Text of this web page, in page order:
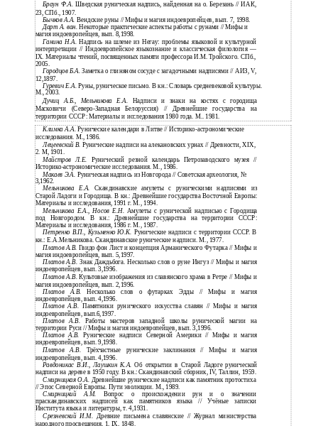
Браун Ф.А.Шведская руническая надпись, найденная на о. Березань // ИАК,
23, СПб., 1907.
Бычков А.А. Вендские руны // Мифы и магия индоевропейцев, вып. 7, 1998.
Дарт А. ван.Некоторые практические аспекты работы с рунами // Мифы и
магия индоевропейцев, вып. 8,1998.
Ганина Н.А.Надпись на шлеме из Негау: проблемы языковой и культурной
интерпретации // Индоевропейское языкознание и классическая филология —
IX. Материалы чтений, посвященных памяти профессора И.М. Тройского. СПб.,
2005.
Городцов Б.А.Заметка о глиняном сосуде с загадочными надписями // АИЗ, V,
12,1897.
Гуревич Е.А.Руны, руническое письмо. В кн.: Словарь средневековой культуры.
М., 2003.
Дучиц А.Б., Мельникова Е.А. Надписи и знаки на костях с городища
Масковичи (Северо-Западная Белоруссия) // Древнейшие государства на
территории СССР: Материалы и исследования 1980 года. М.. 1981.
Климка А.А.Рунические календари в Литве // Историко-астрономические
исследования. М., 1986.
Лецеевский В. Рунические надписи на алекановских урнах // Древности, XIX,
2. М, 1901.
Майстров Л.Е. Рунический резной календарь Петрозаводского музея //
Историко-астрономические исследования. М., 1986.
Макаев Э.А. Руническая надпись из Новгорода // Советская археология, №
3,1962.
Мельникова Е.А. Скандинавские амулеты с руническими надписями из
Старой Ладоги и Городища. В кн.: Древнейшие государства Восточной Европы:
Материалы и исследования, 1991 г. М., 1994.
Мельникова Е.А., Носов Е.Н. Амулеты с рунической надписью с Городища
под Новгородом. В кн.: Древнейшие государства на территории СССР:
Материалы и исследования, 1986 г. М., 1987.
Петренко В.П., Кузьменко Ю.К. Рунические надписи с территории СССР. В
кн.: Е.А.Мельникова. Скандинавские рунические надписи. М., 1977.
Платов А.В. Гвидо фон Лист и концепция Арманического Футарка // Мифы и
магия индоевропейцев, вып. 5,1997.
Платов А.В.Знак Даждьбога. Несколько слов о руне Ингуз // Мифы и магия
индоевропейцев, вып. 3,1996.
Платов А.В.Культовые изображения из славянского храма в Ретре // Мифы и
магия индоевропейцев, вып. 2,1996.
Платов А.В.Несколько слов о футарках Эдды // Мифы и магия
индоевропейцев, вып. 4,1996.
Платов А.В. Памятники рунического искусства славян // Мифы и магия
индоевропейцев, вып.6,1997.
Платов А.В. Работы мастеров западной школы рунической магии на
территории Руси // Мифы и магия индоевропейцев, вып. 3,1996.
Платов А.В. Рунические надписи Северной Америки // Мифы и магия
индоевропейцев, вып. 9,1998.
Платов А.В. Трёхчастные рунические заклинания // Мифы и магия
индоевропейцев, вып. 4,1996.
Равдоникас В.И., Лаушкин К.А.Об открытии в Старой Ладоге рунической
надписи на дереве в 1950 году. В кн.: Скандинавский сборник, IV, Таллин, 1959.
Смирницкая О.А. Древнейшие рунические надписи как памятник протостиха
// Эпос Северной Европы. Пути эволюции. М., 1989.
Смирницкий A.M. Вопрос о происхождении рун и о значении
праскандинавских надписей как памятников языка // Учёные записки
Института языка и литературы, т. 4,1931.
Срезневский И.М. Древние письмена славянские // Журнал министерства
народного просвещения, 1, IX, 1848.